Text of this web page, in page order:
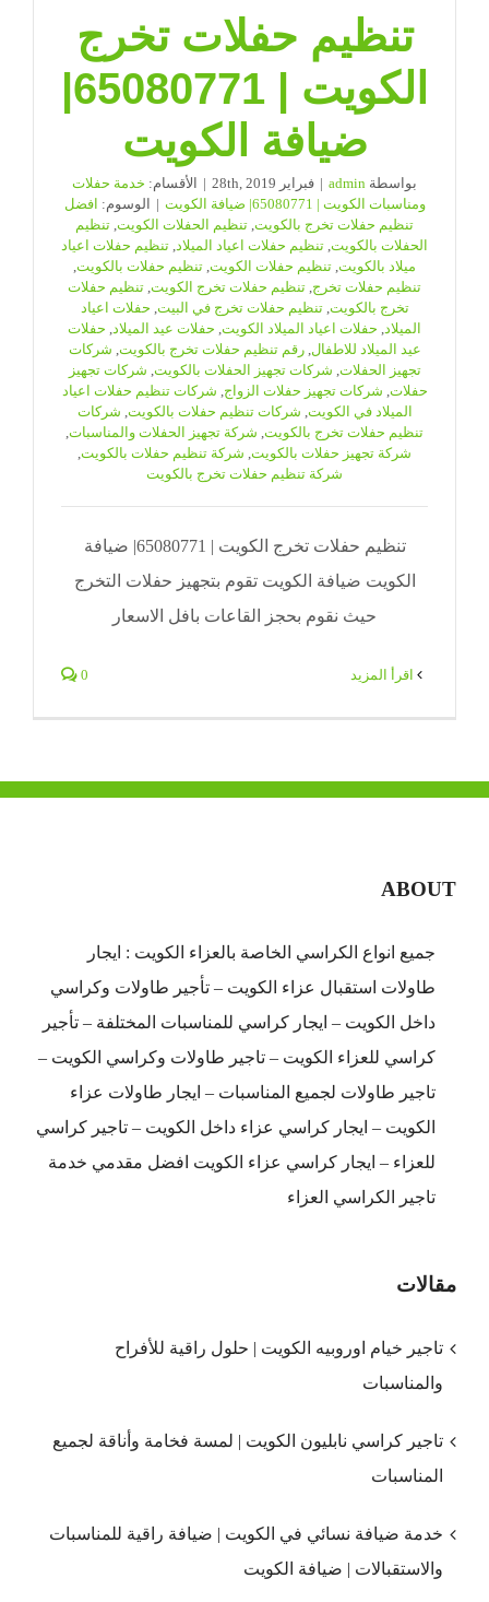
تنظيم حفلات تخرج
الكويت | 65080771|
ضيافة الكويت
بواسطة admin
| فبراير 28th, 2019 | الأقسام: خدمة حفلات
ومناسبات الكويت | 65080771| ضيافة الكويت
| الوسوم: افضل
تنظيم حفلات تخرج بالكويت, تنظيم الحفلات الكويت, تنظيم
الحفلات بالكويت, تنظيم حفلات اعياد الميلاد, تنظيم حفلات اعياد
ميلاد بالكويت, تنظيم حفلات الكويت, تنظيم حفلات بالكويت,
تنظيم حفلات تخرج, تنظيم حفلات تخرج الكويت, تنظيم حفلات
تخرج بالكويت,تنظيم حفلات تخرج في البيت, حفلات اعياد
الميلاد, حفلات اعياد الميلاد الكويت, حفلات عيد الميلاد, حفلات
عيد الميلاد للاطفال,رقم تنظيم حفلات تخرج بالكويت, شركات
تجهيز الحفلات, شركات تجهيز الحفلات بالكويت, شركات تجهيز
حفلات, شركات تجهيز حفلات الزواج, شركات تنظيم حفلات اعياد
الميلاد في الكويت, شركات تنظيم حفلات بالكويت, شركات
تنظيم حفلات تخرج بالكويت, شركة تجهيز الحفلات والمناسبات,
شركة تجهيز حفلات بالكويت, شركة تنظيم حفلات بالكويت,
شركة تنظيم حفلات تخرج بالكويت
تنظيم حفلات تخرج الكويت | 65080771| ضيافة
الكويت ضيافة الكويت تقوم بتجهيز حفلات التخرج
حيث نقوم بحجز القاعات بافل الاسعار
0
ABOUT
جميع انواع الكراسي الخاصة بالعزاء الكويت : ايجار
طاولات استقبال عزاء الكويت – تأجير طاولات وكراسي
داخل الكويت – ايجار كراسي للمناسبات المختلفة – تأجير
كراسي للعزاء الكويت – تاجير طاولات وكراسي الكويت –
تاجير طاولات لجميع المناسبات – ايجار طاولات عزاء
الكويت – ايجار كراسي عزاء داخل الكويت – تاجير كراسي
للعزاء – ايجار كراسي عزاء الكويت افضل مقدمي خدمة
تاجير الكراسي العزاء
مقالات
تاجير خيام اوروبيه الكويت | حلول راقية للأفراح
والمناسبات
تاجير كراسي نابليون الكويت | لمسة فخامة وأناقة لجميع
المناسبات
خدمة ضيافة نسائي في الكويت | ضيافة راقية للمناسبات
والاستقبالات | ضيافة الكويت